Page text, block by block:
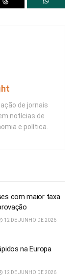
de jornais
notícias de
e política.
com maior taxa
12 DE JUNHO DE 2026
na Europa
12 DE JUNHO DE 2026